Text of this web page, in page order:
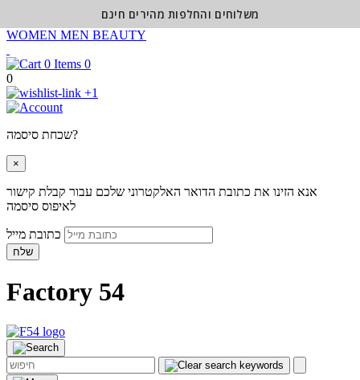
WOMEN MEN BEAUTY
0
0
+1
שכחת סיסמה?
×
אנא הזינו את כתובת הדואר האלקטרוני שלכם עבור קבלת קישור
לאיפוס סיסמה
שלח
Factory 54
משלוחים והחלפות מהירים חינם